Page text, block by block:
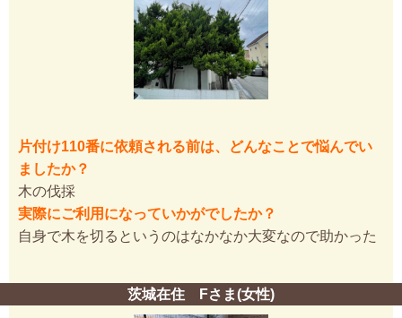
片付け110番に依頼される前は、どんなことで悩んでい
ましたか？
木の伐採
実際にご利用になっていかがでしたか？
自身で木を切るというのはなかなか大変なので助かった
茨城在住 Fさま(女性)